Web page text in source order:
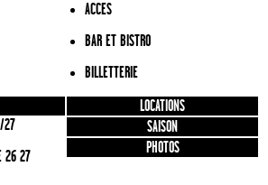
ACCES
BAR ET BISTRO
BILLETTERIE
27
26 27
LOCATIONS
SAISON
PHOTOS